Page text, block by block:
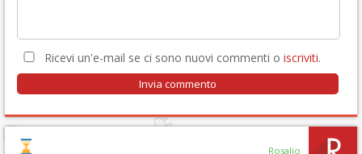
Ricevi un'e-mail se ci sono nuovi commenti o iscriviti.
Rosalio